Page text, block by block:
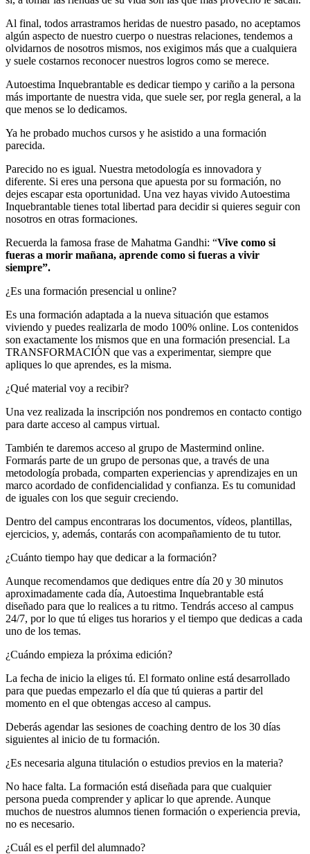
Al final, todos arrastramos heridas de nuestro pasado, no aceptamos
algún aspecto de nuestro cuerpo o nuestras relaciones, tendemos a
olvidarnos de nosotros mismos, nos exigimos más que a cualquiera
y suele costarnos reconocer nuestros logros como se merece.
Autoestima Inquebrantable es dedicar tiempo y cariño a la persona
más importante de nuestra vida, que suele ser, por regla general, a la
que menos se lo dedicamos.
Ya he probado muchos cursos y he asistido a una formación
parecida.
Parecido no es igual. Nuestra metodología es innovadora y
diferente. Si eres una persona que apuesta por su formación, no
dejes escapar esta oportunidad. Una vez hayas vivido Autoestima
Inquebrantable tienes total libertad para decidir si quieres seguir con
nosotros en otras formaciones.
Recuerda la famosa frase de Mahatma Gandhi: “Vive como si
fueras a morir mañana, aprende como si fueras a vivir
siempre”.
¿Es una formación presencial u online?
Es una formación adaptada a la nueva situación que estamos
viviendo y puedes realizarla de modo 100% online. Los contenidos
son exactamente los mismos que en una formación presencial. La
TRANSFORMACIÓN que vas a experimentar, siempre que
apliques lo que aprendes, es la misma.
¿Qué material voy a recibir?
Una vez realizada la inscripción nos pondremos en contacto contigo
para darte acceso al campus virtual.
También te daremos acceso al grupo de Mastermind online.
Formarás parte de un grupo de personas que, a través de una
metodología probada, comparten experiencias y aprendizajes en un
marco acordado de confidencialidad y confianza. Es tu comunidad
de iguales con los que seguir creciendo.
Dentro del campus encontraras los documentos, vídeos, plantillas,
ejercicios, y, además, contarás con acompañamiento de tu tutor.
¿Cuánto tiempo hay que dedicar a la formación?
Aunque recomendamos que dediques entre día 20 y 30 minutos
aproximadamente cada día, Autoestima Inquebrantable está
diseñado para que lo realices a tu ritmo. Tendrás acceso al campus
24/7, por lo que tú eliges tus horarios y el tiempo que dedicas a cada
uno de los temas.
¿Cuándo empieza la próxima edición?
La fecha de inicio la eliges tú. El formato online está desarrollado
para que puedas empezarlo el día que tú quieras a partir del
momento en el que obtengas acceso al campus.
Deberás agendar las sesiones de coaching dentro de los 30 días
siguientes al inicio de tu formación.
¿Es necesaria alguna titulación o estudios previos en la materia?
No hace falta. La formación está diseñada para que cualquier
persona pueda comprender y aplicar lo que aprende. Aunque
muchos de nuestros alumnos tienen formación o experiencia previa,
no es necesario.
¿Cuál es el perfil del alumnado?